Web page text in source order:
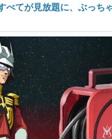
べてが見放題に、ぶっち